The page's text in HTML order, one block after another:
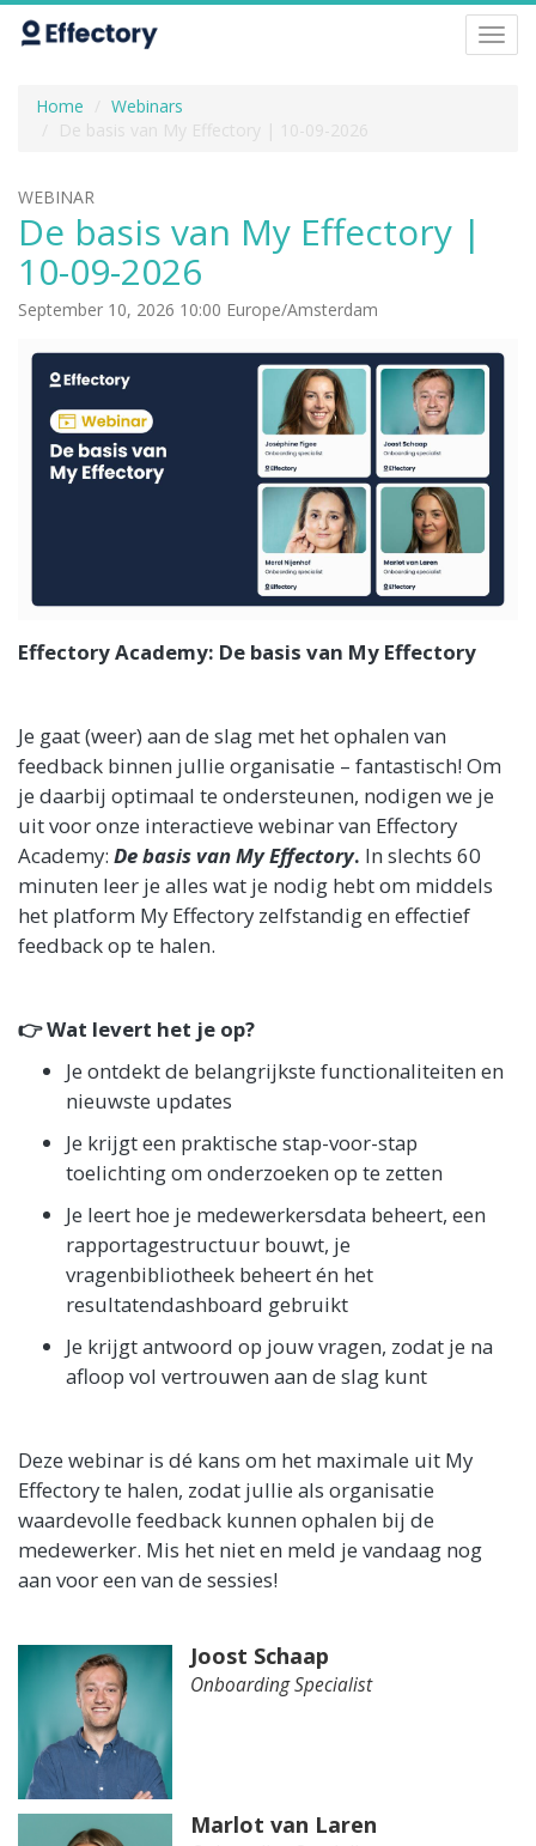
Home
Webinars
De basis van My Effectory | 10-09-2026
WEBINAR
De basis van My Effectory |
10-09-2026
September 10, 2026 10:00 Europe/Amsterdam
Effectory Academy: De basis van My Effectory
Je gaat (weer) aan de slag met het ophalen van
feedback binnen jullie organisatie – fantastisch! Om
je daarbij optimaal te ondersteunen, nodigen we je
uit voor onze interactieve webinar van Effectory
Academy: De basis van My Effectory. In slechts 60
minuten leer je alles wat je nodig hebt om middels
het platform My Effectory zelfstandig en effectief
feedback op te halen.
👉 Wat levert het je op?
Je ontdekt de belangrijkste functionaliteiten en
nieuwste updates
Je krijgt een praktische stap-voor-stap
toelichting om onderzoeken op te zetten
Je leert hoe je medewerkersdata beheert, een
rapportagestructuur bouwt, je
vragenbibliotheek beheert én het
resultatendashboard gebruikt
Je krijgt antwoord op jouw vragen, zodat je na
afloop vol vertrouwen aan de slag kunt
Deze webinar is dé kans om het maximale uit My
Effectory te halen, zodat jullie als organisatie
waardevolle feedback kunnen ophalen bij de
medewerker. Mis het niet en meld je vandaag nog
aan voor een van de sessies!
Joost Schaap
Onboarding Specialist
Marlot van Laren